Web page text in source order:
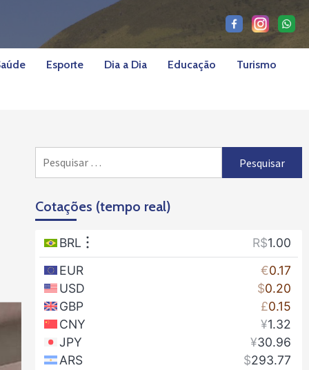
Esporte Dia a Dia Educação Turismo
Cotações (tempo real)